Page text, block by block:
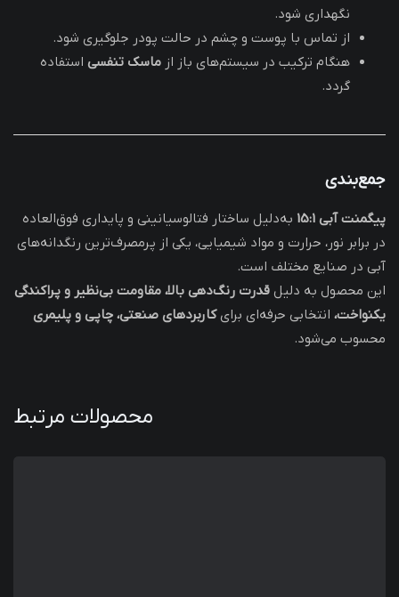
نگهداری شود.
از تماس با پوست و چشم در حالت پودر جلوگیری شود.
هنگام ترکیب در سیستم‌های باز از ماسک تنفسی استفاده
گردد.
جمع‌بندی
پیگمنت آبی 15:1
به‌دلیل ساختار فتالوسیانینی و پایداری فوق‌العاده
در برابر نور، حرارت و مواد شیمیایی، یکی از پرمصرف‌ترین رنگدانه‌های
آبی در صنایع مختلف است.
این محصول به دلیل قدرت رنگ‌دهی بالا، مقاومت بی‌نظیر و پراکندگی
یکنواخت، انتخابی حرفه‌ای برایکاربردهای صنعتی، چاپی و پلیمری
محسوب می‌شود.
محصولات مرتبط